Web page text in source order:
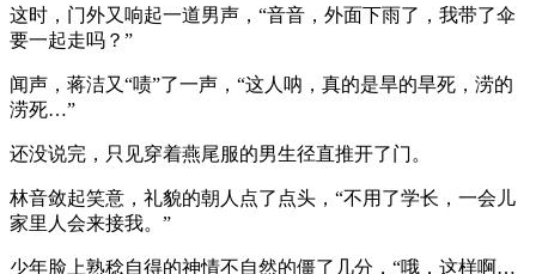
这时，门外又响起一道男声，“音音，外面下雨了，我带了伞
要一起走吗？”
闻声，蒋洁又“啧”了一声，“这人呐，真的是旱的旱死，涝的
涝死…”
还没说完，只见穿着燕尾服的男生径直推开了门。
林音敛起笑意，礼貌的朝人点了点头，“不用了学长，一会儿
家里人会来接我。”
少年脸上熟稔自得的神情不自然的僵了几分，“哦，这样啊…